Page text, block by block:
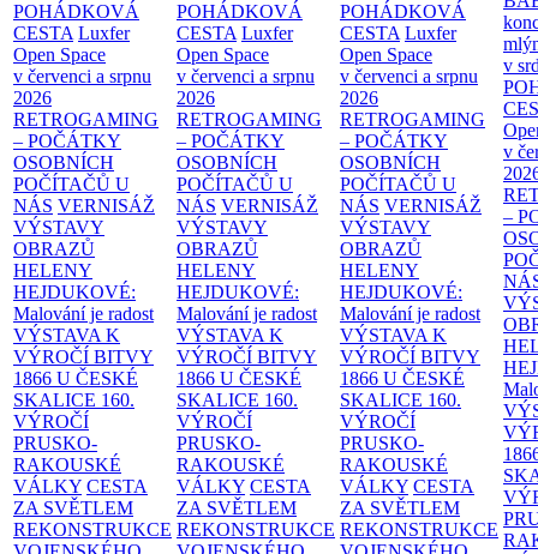
POHÁDKOVÁ
CESTA Luxfer
Open Space
v červenci a srpnu
2026
RETROGAMING
– POČÁTKY
OSOBNÍCH
POČÍTAČŮ U
NÁS VERNISÁŽ
VÝSTAVY
OBRAZŮ
HELENY
HEJDUKOVÉ:
Malování je radost
VÝSTAVA K
VÝROČÍ BITVY
1866 U ČESKÉ
SKALICE 160.
VÝROČÍ
PRUSKO-
RAKOUSKÉ
VÁLKY CESTA
ZA SVĚTLEM
REKONSTRUKCE
POHÁDKOVÁ
CESTA Luxfer
Open Space
v červenci a srpnu
2026
RETROGAMING
– POČÁTKY
OSOBNÍCH
POČÍTAČŮ U
NÁS VERNISÁŽ
VÝSTAVY
OBRAZŮ
HELENY
HEJDUKOVÉ:
Malování je radost
VÝSTAVA K
VÝROČÍ BITVY
1866 U ČESKÉ
SKALICE 160.
VÝROČÍ
PRUSKO-
RAKOUSKÉ
VÁLKY CESTA
ZA SVĚTLEM
REKONSTRUKCE
POHÁDKOVÁ
CESTA Luxfer
Open Space
v červenci a srpnu
2026
RETROGAMING
– POČÁTKY
OSOBNÍCH
POČÍTAČŮ U
NÁS VERNISÁŽ
VÝSTAVY
OBRAZŮ
HELENY
HEJDUKOVÉ:
Malování je radost
VÝSTAVA K
VÝROČÍ BITVY
1866 U ČESKÉ
SKALICE 160.
VÝROČÍ
PRUSKO-
RAKOUSKÉ
VÁLKY CESTA
ZA SVĚTLEM
REKONSTRUKCE
v
v
–